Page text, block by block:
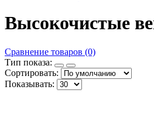
Высокочистые
Сравнение товаров (0)
Тип показа:
Сортировать:
Показывать: